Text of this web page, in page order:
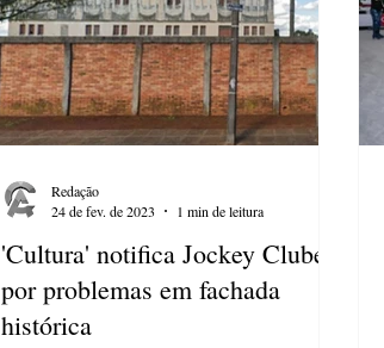
'Cultura' notifica Jockey Clube
por problemas em fachada
histórica
Redação
24 de fev. de 2023
1 min de leitura